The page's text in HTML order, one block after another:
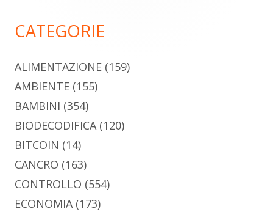
CATEGORIE
ALIMENTAZIONE (159)
AMBIENTE (155)
BAMBINI (354)
BIODECODIFICA(120)
BITCOIN (14)
CANCRO (163)
CONTROLLO (554)
ECONOMIA(173)